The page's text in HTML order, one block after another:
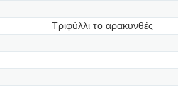
Τριφύλλι το αρακυνθές